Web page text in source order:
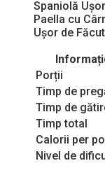
Paella cu
Ușor de
Porții
Timp de
Timp de
Timp total
Calorii per
Nivel de